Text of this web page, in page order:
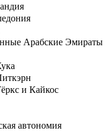
Арабские Эмираты
и Кайкос
автономия